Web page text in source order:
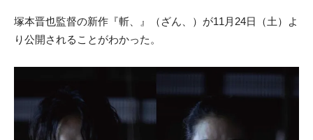
塚本晋也監督の新作『斬、』（ざん、）が11月24日（土）よ
り公開されることがわかった。